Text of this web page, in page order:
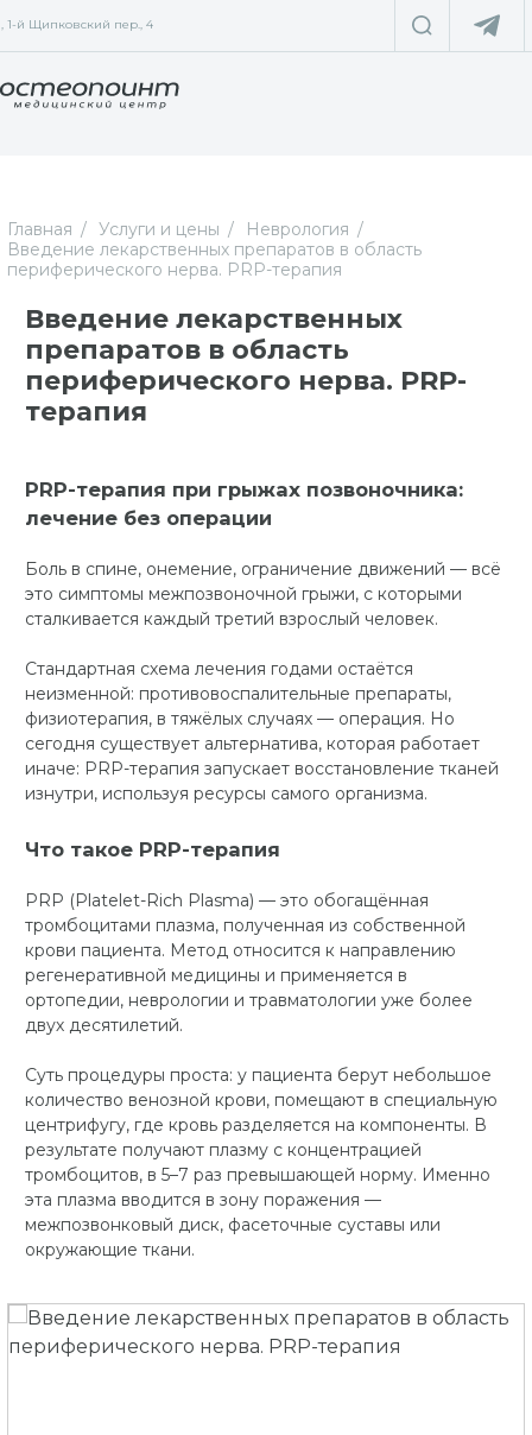
1-й Щипковский пер., 4
Главная Услуги и цены
Неврология
Введение лекарственных препаратов в область
периферического нерва. PRP-терапия
Введение лекарственных
препаратов в область
периферического нерва. PRP-
терапия
PRP-терапия при грыжах позвоночника:
лечение без операции
Боль в спине, онемение, ограничение движений — всё
это симптомы межпозвоночной грыжи, с которыми
сталкивается каждый третий взрослый человек.
Стандартная схема лечения годами остаётся
неизменной: противовоспалительные препараты,
физиотерапия, в тяжёлых случаях — операция. Но
сегодня существует альтернатива, которая работает
иначе: PRP-терапия запускает восстановление тканей
изнутри, используя ресурсы самого организма.
Что такое PRP-терапия
PRP (Platelet-Rich Plasma) — это обогащённая
тромбоцитами плазма, полученная из собственной
крови пациента. Метод относится к направлению
регенеративной медицины и применяется в
ортопедии, неврологии и травматологии уже более
двух десятилетий.
Суть процедуры проста: у пациента берут небольшое
количество венозной крови, помещают в специальную
центрифугу, где кровь разделяется на компоненты. В
результате получают плазму с концентрацией
тромбоцитов, в 5–7 раз превышающей норму. Именно
эта плазма вводится в зону поражения —
межпозвонковый диск, фасеточные суставы или
окружающие ткани.